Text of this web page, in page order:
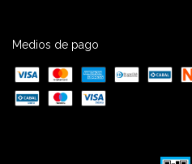
Medios de pago